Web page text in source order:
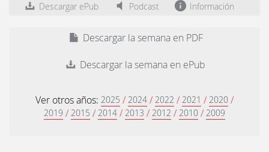
Descargar ePub Podcast Información
Descargar la semana en PDF
Descargar la semana en ePub
Ver otros años: 2025 / 2024 / 2022 / 2021 / 2020 /
2019 / 2015 / 2014 / 2013 / 2012 / 2010 / 2009